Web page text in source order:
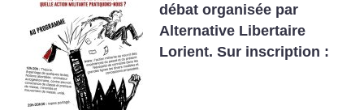
débat organisée par
Alternative Libertaire
Lorient.Sur inscription :